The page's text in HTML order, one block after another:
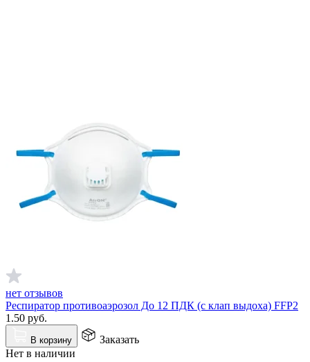
нет отзывов
Респиратор противоаэрозол До 12 ПДК (с клап выдоха) FFP2
1.50 руб.
В корзину
Заказать
Нет в наличии